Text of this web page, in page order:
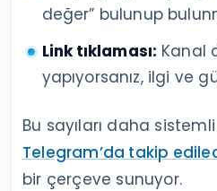
değer” bulunup
Link tıklaması: Kanal
yapıyorsanız, ilgi ve
Bu sayıları daha
Telegram’da takip
bir çerçeve sunuyor.